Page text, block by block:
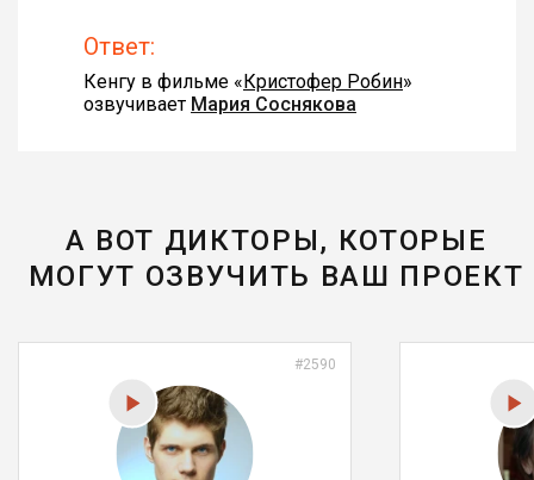
Ответ:
Кенгу в фильме «Кристофер Робин»
озвучивает Мария Соснякова
А ВОТ ДИКТОРЫ, КОТОРЫЕ
МОГУТ ОЗВУЧИТЬ ВАШ ПРОЕКТ
#2590